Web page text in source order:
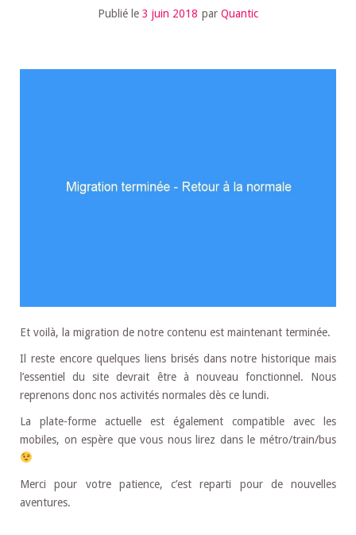
Publié le 3 juin 2018 par Quantic
Et voilà, la migration de notre contenu est maintenant terminée.
Il reste encore quelques liens brisés dans notre historique mais
l’essentiel du site devrait être à nouveau fonctionnel. Nous
reprenons donc nos activités normales dès ce lundi.
La plate-forme actuelle est également compatible avec les
mobiles, on espère que vous nous lirez dans le métro/train/bus
Merci pour votre patience, c’est reparti pour de nouvelles
aventures.